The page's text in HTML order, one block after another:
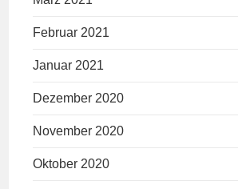
Februar 2021
Januar 2021
Dezember 2020
November 2020
Oktober 2020